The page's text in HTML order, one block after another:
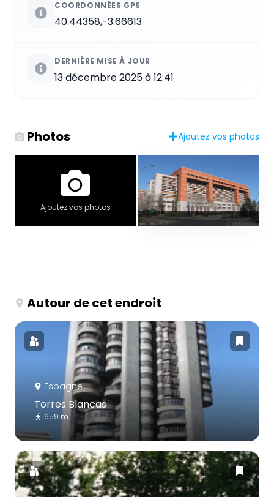
COORDONNÉES GPS
40.44358,-3.66613
DERNIÈRE MISE À JOUR
13 décembre 2025 à 12:41
Photos Ajoutez vos photos
Ajoutez vos photos
Autour de cet endroit
Espagne
Torres Blancas
659 m